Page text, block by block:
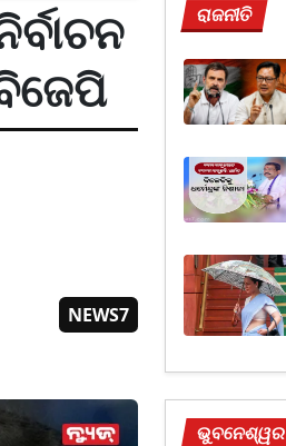
NEWS7
ରାଜନୀତି
ଭୁବନେଶ୍ୱର